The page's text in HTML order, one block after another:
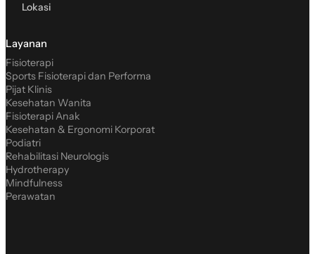
Lokasi
Layanan
Fisioterapi
Sports Fisioterapi dan Performa
Pijat Klinis
Kesehatan Wanita
Fisioterapi Anak
Kesehatan & Ergonomi Korporat
Podiatri
Rehabilitasi Neurologis
Hydrotherapy
Mindfulness
Perawatan